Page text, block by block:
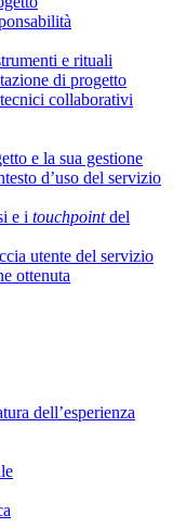
e rituali
di progetto
collaborativi
e la sua gestione
d’uso del servizio
e i touchpointdel
utente del servizio
ottenuta
dell’esperienza